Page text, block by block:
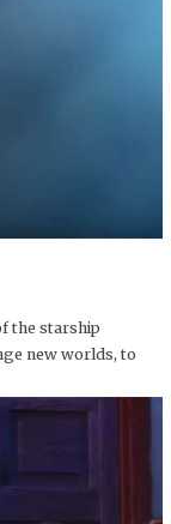
the starship
new worlds, to